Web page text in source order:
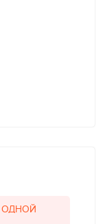
ОДНОЙ